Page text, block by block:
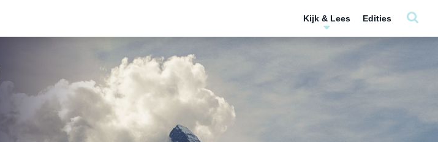
Kijk & Lees Edities